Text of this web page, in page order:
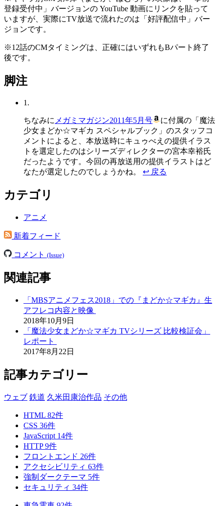
登録受付中」バージョンの YouTube 動画にリンクを貼って
いますが、実際にTV放送で流れたのは「好評配信中」バー
ジョンです。
※12話のCMタイミングは、正確にはいずれもBパート終了
後です。
脚注
1.
ちなみに メガミマガジン2011年5月号
に付属の「魔法
少女まどか☆マギカ スペシャルブック」のスタッフコ
メントによると、本放送時にキュゥべえの提供イラス
トを選定したのはシリーズディレクターの宮本幸裕氏
だったようです。今回の再放送用の提供イラストはど
なたが選定したのでしょうかね。 ↩ 戻る
カテゴリ
アニメ
新着フィード
コメント (Issue)
関連記事
「MBSアニメフェス2018」での『まどか☆マギカ』生
アフレコ内容と映像
2018年10月9日
「魔法少女まどか☆マギカ TVシリーズ 比較検証会」
レポート
2017年8月22日
記事カテゴリー
ウェブ 鉄道 久米田康治作品 その他
HTML 82件
CSS 36件
JavaScript 14件
HTTP9件
フロントエンド 26件
アクセシビリティ 63件
強制ダークテーマ 5件
セキュリティ 34件